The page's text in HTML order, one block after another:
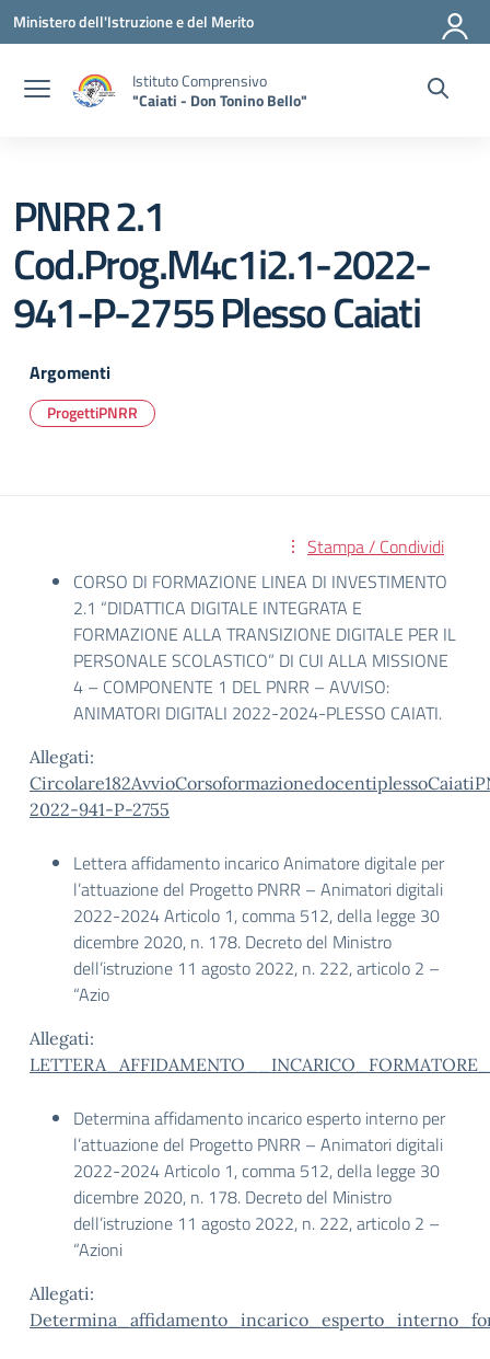
Vai ai contenuti
Vai al menu di navigazione
Vai al footer
Ministero dell'Istruzione e del Merito
Istituto Comprensivo
"Caiati - Don Tonino Bello"
PNRR 2.1
Cod.Prog.M4c1i2.1-2022-
941-P-2755 Plesso Caiati
Argomenti
ProgettiPNRR
Stampa / Condividi
CORSO DI FORMAZIONE LINEA DI INVESTIMENTO
2.1 “DIDATTICA DIGITALE INTEGRATA E
FORMAZIONE ALLA TRANSIZIONE DIGITALE PER IL
PERSONALE SCOLASTICO” DI CUI ALLA MISSIONE
4 – COMPONENTE 1 DEL PNRR – AVVISO:
ANIMATORI DIGITALI 2022-2024-PLESSO CAIATI.
Allegati:
2022-941-P-2755
Lettera affidamento incarico Animatore digitale per
l’attuazione del Progetto PNRR – Animatori digitali
2022-2024 Articolo 1, comma 512, della legge 30
dicembre 2020, n. 178. Decreto del Ministro
dell’istruzione 11 agosto 2022, n. 222, articolo 2 –
“Azio
Allegati:
Determina affidamento incarico esperto interno per
l’attuazione del Progetto PNRR – Animatori digitali
2022-2024 Articolo 1, comma 512, della legge 30
dicembre 2020, n. 178. Decreto del Ministro
dell’istruzione 11 agosto 2022, n. 222, articolo 2 –
“Azioni
Allegati: